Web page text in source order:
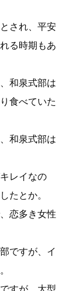
され、平安
る時期もあ
和泉式部は
食べていた
和泉式部は
レイなの
たとか。
恋多き女性
ですが、イ
すが、大型